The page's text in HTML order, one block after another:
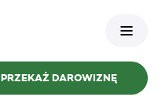
PRZEKAŻ DAROWIZNĘ